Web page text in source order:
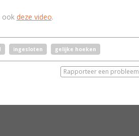
ook deze video.
ingesloten gelijke hoeken
Rapporteer een probleem